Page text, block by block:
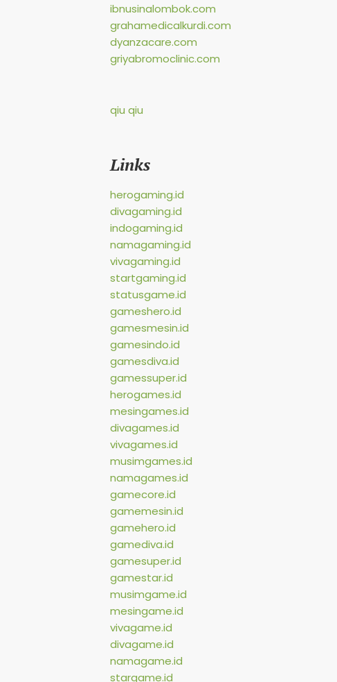
ibnusinalombok.com
grahamedicalkurdi.com
dyanzacare.com
griyabromoclinic.com
qiu qiu
Links
herogaming.id
divagaming.id
indogaming.id
namagaming.id
vivagaming.id
startgaming.id
statusgame.id
gameshero.id
gamesmesin.id
gamesindo.id
gamesdiva.id
gamessuper.id
herogames.id
mesingames.id
divagames.id
vivagames.id
musimgames.id
namagames.id
gamecore.id
gamemesin.id
gamehero.id
gamediva.id
gamesuper.id
gamestar.id
musimgame.id
mesingame.id
vivagame.id
divagame.id
namagame.id
stargame.id